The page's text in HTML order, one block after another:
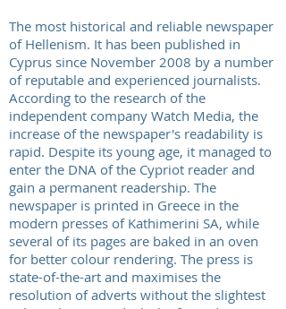
The most historical and reliable newspaper
of Hellenism. It has been published in
Cyprus since November 2008 by a number
of reputable and experienced journalists.
According to the research of the
independent company Watch Media, the
increase of the newspaper's readability is
rapid. Despite its young age, it managed to
enter the DNA of the Cypriot reader and
gain a permanent readership. The
newspaper is printed in Greece in the
modern presses of Kathimerini SA, while
several of its pages are baked in an oven
for better colour rendering. The press is
state-of-the-art and maximises the
resolution of adverts without the slightest